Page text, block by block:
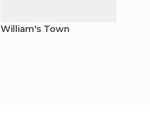
William's Town